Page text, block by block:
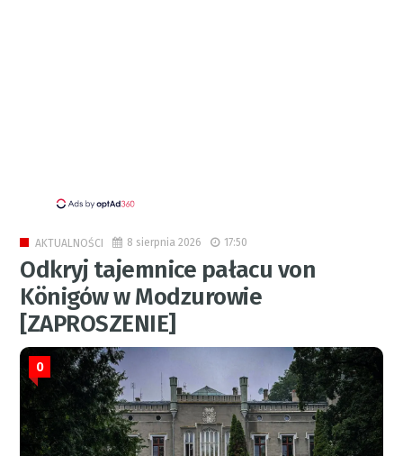
AKTUALNOŚCI 8 sierpnia 2026 17:50
Odkryj tajemnice pałacu von
Königów w Modzurowie
[ZAPROSZENIE]
0